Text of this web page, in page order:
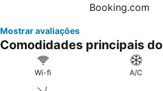
Mostrar avaliações
Comodidades principais
Wi-fi A/C